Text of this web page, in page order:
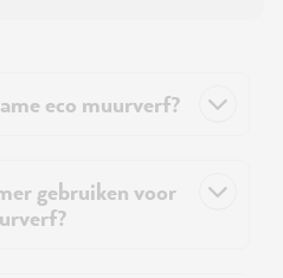
eco muurverf?
gebruiken voor